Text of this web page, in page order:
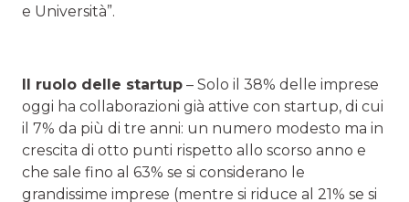
e Università”.
Il ruolo delle startup – Solo il 38% delle imprese
oggi ha collaborazioni già attive con startup, di cui
il 7% da più di tre anni: un numero modesto ma in
crescita di otto punti rispetto allo scorso anno e
che sale fino al 63% se si considerano le
grandissime imprese (mentre si riduce al 21% se si